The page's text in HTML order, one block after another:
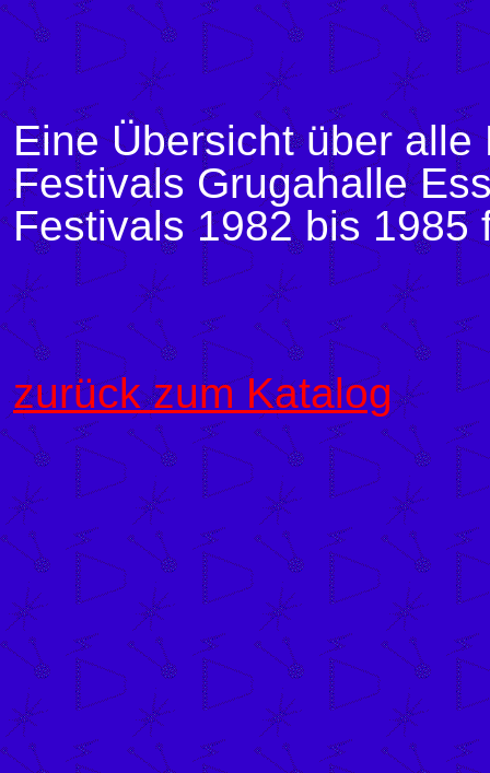
Eine Übersicht über
Festivals Grugahalle
Festivals 1982 bis
zurück zum Katalog